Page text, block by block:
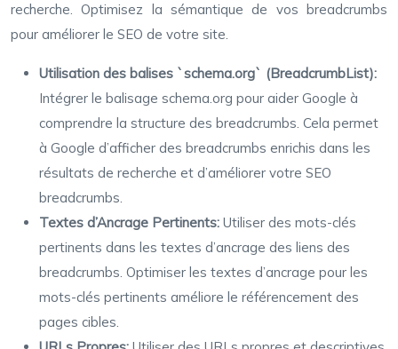
recherche. Optimisez la sémantique de vos breadcrumbs
pour améliorer le SEO de votre site.
Utilisation des balises `schema.org` (BreadcrumbList):
Intégrer le balisage schema.org pour aider Google à
comprendre la structure des breadcrumbs. Cela permet
à Google d’afficher des breadcrumbs enrichis dans les
résultats de recherche et d’améliorer votre SEO
breadcrumbs.
Textes d’Ancrage Pertinents: Utiliser des mots-clés
pertinents dans les textes d’ancrage des liens des
breadcrumbs. Optimiser les textes d’ancrage pour les
mots-clés pertinents améliore le référencement des
pages cibles.